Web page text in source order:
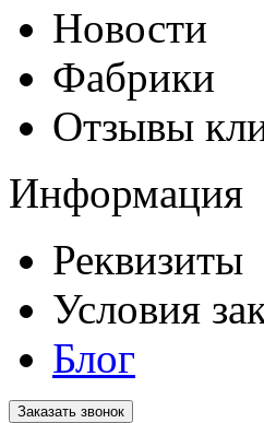
Новости
Фабрики
Отзывы
Информация
Реквизиты
Условия
Блог
Заказать звонок